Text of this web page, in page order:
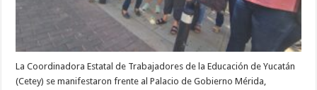
La Coordinadora Estatal de Trabajadores de la Educación de Yucatán
(Cetey) se manifestaron frente al Palacio de Gobierno Mérida,